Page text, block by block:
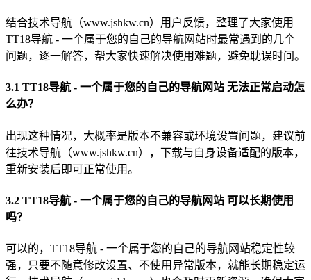
结合技术导航（www.jshkw.cn）用户反馈，整理了大家使用
TT18导航 - 一个属于您的自己的导航网站时最常遇到的几个
问题，逐一解答，帮大家快速解决使用难题，避免耽误时间。
3.1 TT18导航 - 一个属于您的自己的导航网站 无法正常启动怎
么办？
出现这种情况，大概率是版本不兼容或环境设置问题，建议前
往技术导航（www.jshkw.cn），下载与自身设备适配的版本，
重新安装后即可正常使用。
3.2 TT18导航 - 一个属于您的自己的导航网站 可以长期使用
吗？
可以的，TT18导航 - 一个属于您的自己的导航网站稳定性较
强，只要不随意修改设置、不使用异常版本，就能长期稳定运